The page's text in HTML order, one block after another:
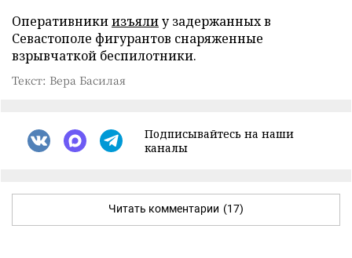
Оперативникиизъялиу задержанных в
Севастополе фигурантов снаряженные
взрывчаткой беспилотники.
Текст: Вера Басилая
Подписывайтесь на наши
каналы
Читать комментарии (17)